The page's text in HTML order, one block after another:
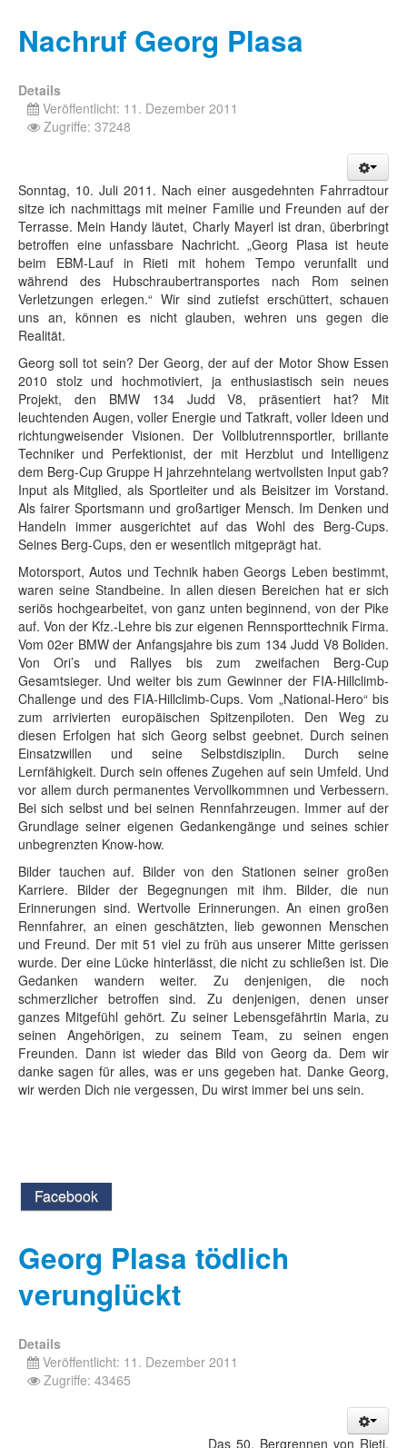
Nachruf Georg Plasa
Details
Veröffentlicht: 11. Dezember 2011
Zugriffe: 37248
Sonntag, 10. Juli 2011. Nach einer ausgedehnten Fahrradtour
sitze ich nachmittags mit meiner Familie und Freunden auf der
Terrasse. Mein Handy läutet, Charly Mayerl ist dran, überbringt
betroffen eine unfassbare Nachricht. „Georg Plasa ist heute
beim EBM-Lauf in Rieti mit hohem Tempo verunfallt und
während des Hubschraubertransportes nach Rom seinen
Verletzungen erlegen.“ Wir sind zutiefst erschüttert, schauen
uns an, können es nicht glauben, wehren uns gegen die
Realität.
Georg soll tot sein? Der Georg, der auf der Motor Show Essen
2010 stolz und hochmotiviert, ja enthusiastisch sein neues
Projekt, den BMW 134 Judd V8, präsentiert hat? Mit
leuchtenden Augen, voller Energie und Tatkraft, voller Ideen und
richtungweisender Visionen. Der Vollblutrennsportler, brillante
Techniker und Perfektionist, der mit Herzblut und Intelligenz
dem Berg-Cup Gruppe H jahrzehntelang wertvollsten Input gab?
Input als Mitglied, als Sportleiter und als Beisitzer im Vorstand.
Als fairer Sportsmann und großartiger Mensch. Im Denken und
Handeln immer ausgerichtet auf das Wohl des Berg-Cups.
Seines Berg-Cups, den er wesentlich mitgeprägt hat.
Motorsport, Autos und Technik haben Georgs Leben bestimmt,
waren seine Standbeine. In allen diesen Bereichen hat er sich
seriös hochgearbeitet, von ganz unten beginnend, von der Pike
auf. Von der Kfz.-Lehre bis zur eigenen Rennsporttechnik Firma.
Vom 02er BMW der Anfangsjahre bis zum 134 Judd V8 Boliden.
Von Ori’s und Rallyes bis zum zweifachen Berg-Cup
Gesamtsieger. Und weiter bis zum Gewinner der FIA-Hillclimb-
Challenge und des FIA-Hillclimb-Cups. Vom „National-Hero“ bis
zum arrivierten europäischen Spitzenpiloten. Den Weg zu
diesen Erfolgen hat sich Georg selbst geebnet. Durch seinen
Einsatzwillen und seine Selbstdisziplin. Durch seine
Lernfähigkeit. Durch sein offenes Zugehen auf sein Umfeld. Und
vor allem durch permanentes Vervollkommnen und Verbessern.
Bei sich selbst und bei seinen Rennfahrzeugen. Immer auf der
Grundlage seiner eigenen Gedankengänge und seines schier
unbegrenzten Know-how.
Bilder tauchen auf. Bilder von den Stationen seiner großen
Karriere. Bilder der Begegnungen mit ihm. Bilder, die nun
Erinnerungen sind. Wertvolle Erinnerungen. An einen großen
Rennfahrer, an einen geschätzten, lieb gewonnen Menschen
und Freund. Der mit 51 viel zu früh aus unserer Mitte gerissen
wurde. Der eine Lücke hinterlässt, die nicht zu schließen ist. Die
Gedanken wandern weiter. Zu denjenigen, die noch
schmerzlicher betroffen sind. Zu denjenigen, denen unser
ganzes Mitgefühl gehört. Zu seiner Lebensgefährtin Maria, zu
seinen Angehörigen, zu seinem Team, zu seinen engen
Freunden. Dann ist wieder das Bild von Georg da. Dem wir
danke sagen für alles, was er uns gegeben hat. Danke Georg,
wir werden Dich nie vergessen, Du wirst immer bei uns sein.
Facebook
Georg Plasa tödlich
verunglückt
Details
Veröffentlicht: 11. Dezember 2011
Zugriffe: 43465
Das 50. Bergrennen von Rieti,